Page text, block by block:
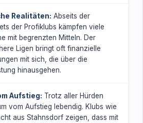
Realitäten: Abseits der
der Profiklubs kämpfen viele
mit begrenzten Mitteln. Der
Ligen bringt oft finanzielle
mit sich, die über die
hinausgehen.
Aufstieg: Trotz aller Hürden
vom Aufstieg lebendig. Klubs wie
aus Stahnsdorf zeigen, dass mit